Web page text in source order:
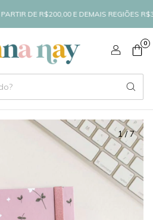
R$200,00 E DEMAIS REGIÕES R$300,00
0
1/7